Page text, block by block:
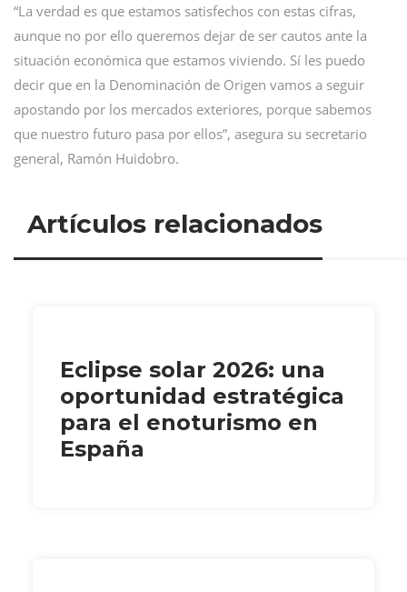
“La verdad es que estamos satisfechos con estas cifras,
aunque no por ello queremos dejar de ser cautos ante la
situación económica que estamos viviendo. Sí les puedo
decir que en la Denominación de Origen vamos a seguir
apostando por los mercados exteriores, porque sabemos
que nuestro futuro pasa por ellos”, asegura su secretario
general, Ramón Huidobro.
Artículos relacionados
Eclipse solar 2026: una
oportunidad estratégica
para el enoturismo en
España